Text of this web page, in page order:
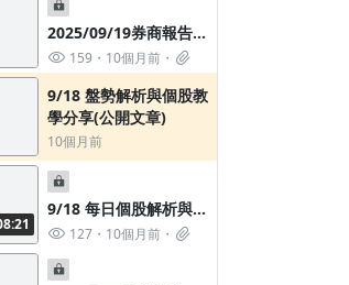
2025/09/19券商報告彙
整 159 10個月前
9/18 盤勢解析與個股教
學分享(公開文章)
10個月前
9/18 每日個股解析與籌
碼教學
127 10個月前